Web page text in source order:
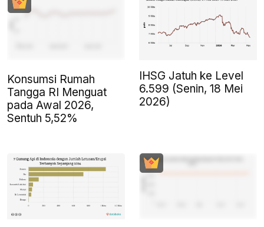
Konsumsi Rumah
Tangga RI Menguat
pada Awal 2026,
Sentuh 5,52%
IHSG Jatuh ke Level
6.599 (Senin, 18 Mei
2026)